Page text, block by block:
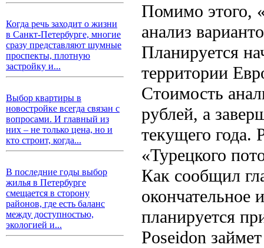
Когда речь заходит о жизни
в Санкт-Петербурге, многие
сразу представляют шумные
проспекты, плотную
застройку и...
Выбор квартиры в
новостройке всегда связан с
вопросами. И главный из
них – не только цена, но и
кто строит, когда...
В последние годы выбор
жилья в Петербурге
смещается в сторону
районов, где есть баланс
между доступностью,
экологией и...
Помимо этого,
анализ
Планируется
территории
Стоимость
рублей, а
текущего года.
«Турецкого
Как сообщил
окончательное
планируется
Poseidon